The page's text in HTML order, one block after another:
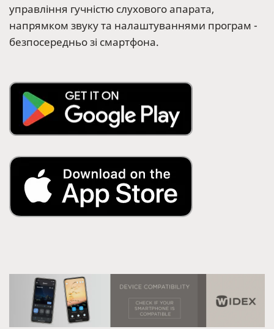
управління гучністю слухового апарата,
напрямком звуку та налаштуваннями програм -
безпосередньо зі смартфона.